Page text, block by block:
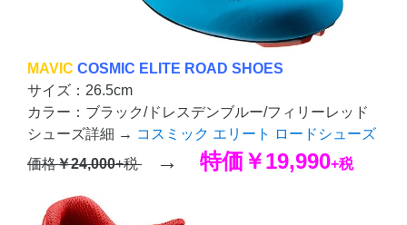
MAVIC COSMIC ELITE ROAD SHOES
サイズ：26.5cm
カラー：ブラック/ドレスデンブルー/フィリーレッド
シューズ詳細 → コスミック エリート ロードシューズ
価格￥24,000+税 → 特価￥19,990+税